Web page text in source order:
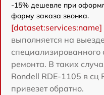
-15% дешевле при
форму заказа звонка.
выполняется на
ремонта. В таких
Rondell RDE-1105 в сц
привезет обратно.